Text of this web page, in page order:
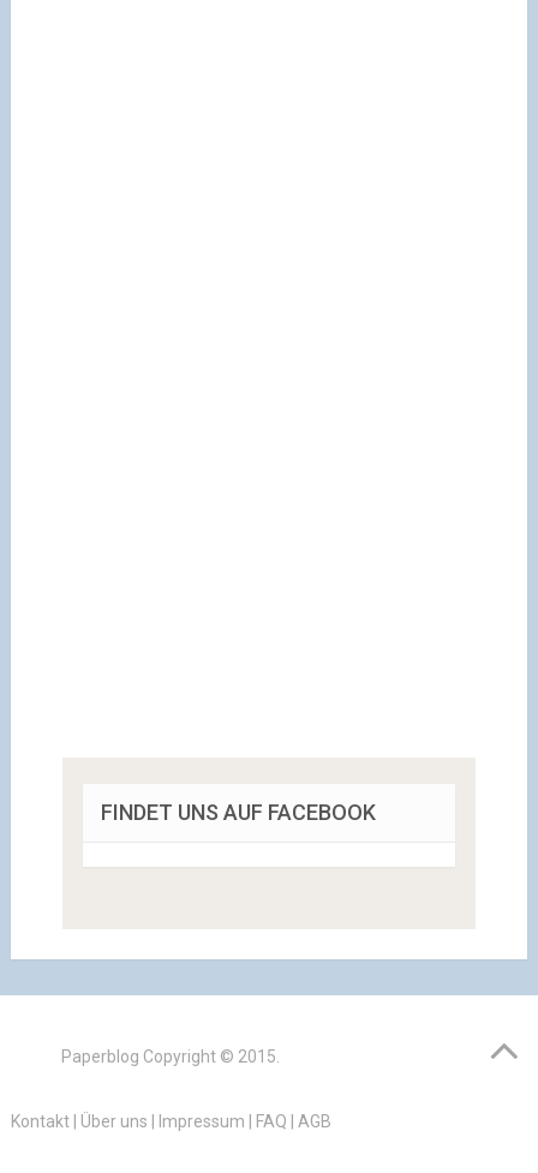
FINDET UNS AUF FACEBOOK
Paperblog Copyright © 2015.
Kontakt| Über uns Impressum FAQ AGB